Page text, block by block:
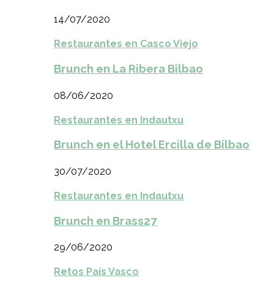
14/07/2020
Restaurantes en Casco Viejo
Brunch en La Ribera Bilbao
08/06/2020
Restaurantes en Indautxu
Brunch en el Hotel Ercilla de Bilbao
30/07/2020
Restaurantes en Indautxu
Brunch en Brass27
29/06/2020
Retos País Vasco